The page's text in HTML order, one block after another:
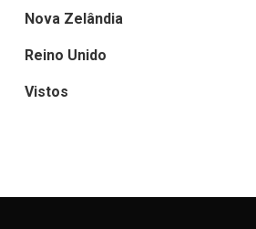
Nova Zelândia
Reino Unido
Vistos